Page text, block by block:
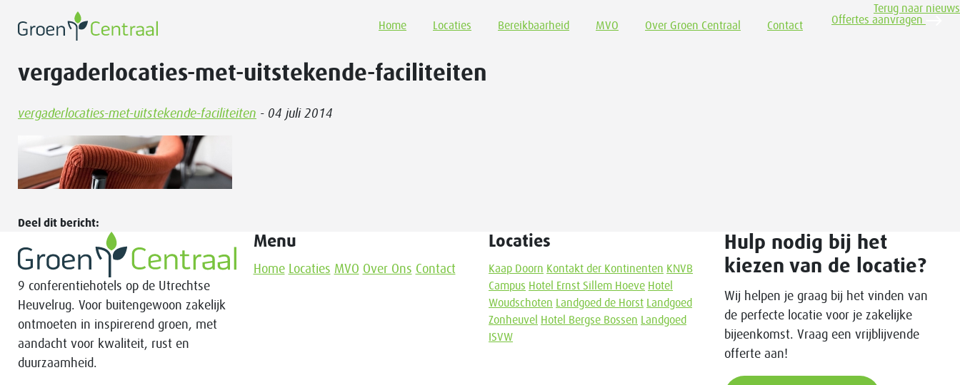
Home Locaties Bereikbaarheid MVO Over Groen Centraal Contact
Offertes aanvragen
vergaderlocaties-met-uitstekende-faciliteiten
vergaderlocaties-met-uitstekende-faciliteiten - 04 juli 2014
Terug naar nieuws
Deel dit bericht:
9 conferentiehotels op de Utrechtse
Heuvelrug. Voor buitengewoon zakelijk
ontmoeten in inspirerend groen, met
aandacht voor kwaliteit, rust en
duurzaamheid.
Menu
Home Locaties MVO Over Ons Contact
Locaties
Kaap Doorn Kontakt der Kontinenten KNVB
Campus Hotel Ernst Sillem Hoeve Hotel
Woudschoten
Landgoed de Horst
Landgoed
Zonheuvel
Hotel Bergse Bossen
Landgoed
ISVW
Hulp nodig bij het
kiezen van de locatie?
Wij helpen je graag bij het vinden van
de perfecte locatie voor je zakelijke
bijeenkomst. Vraag een vrijblijvende
offerte aan!